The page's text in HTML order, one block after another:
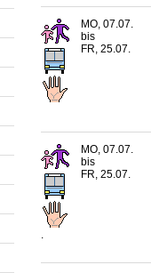
MO, 07.07.
bis
FR, 25.07.
MO, 07.07.
bis
FR, 25.07.